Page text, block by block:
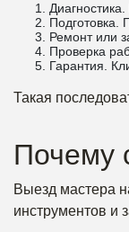
Подготовка.
Ремонт или
Проверка
Гарантия.
Такая
Почему
Выезд мастера
инструментов и